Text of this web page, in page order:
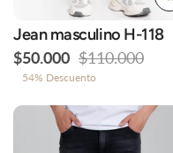
Jean masculino H-118
$50.000 $110.000
54% Descuento